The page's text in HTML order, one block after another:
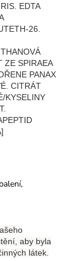
EDTA
26.
ZE SPIRAEA
PANAX
CITRÁT
KYSELINY
aby byla
látek.